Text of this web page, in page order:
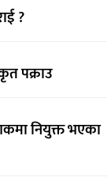
?
पक्राउ
नियुक्त भएका